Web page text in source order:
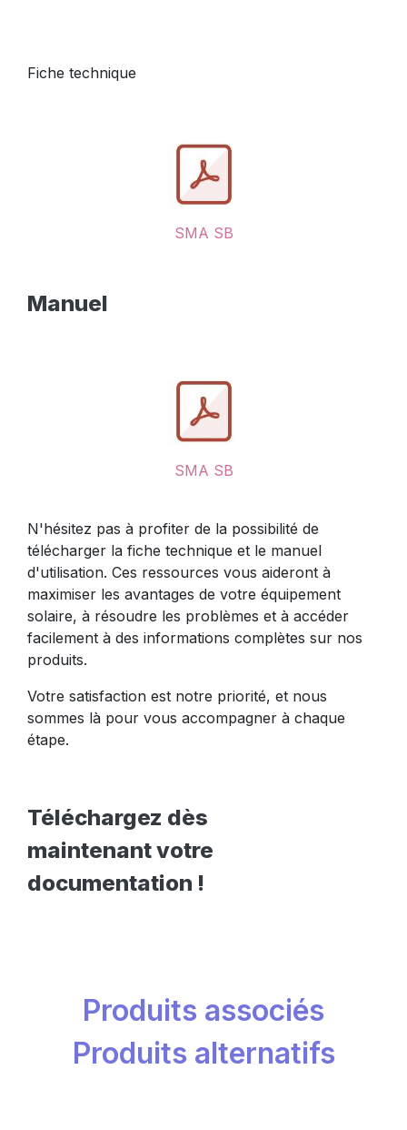
Fiche technique
SMA SB
Manuel
SMA SB
N'hésitez pas à profiter de la possibilité de
télécharger la fiche technique et le manuel
d'utilisation. Ces ressources vous aideront à
maximiser les avantages de votre équipement
solaire, à résoudre les problèmes et à accéder
facilement à des informations complètes sur nos
produits.
Votre satisfaction est notre priorité, et nous
sommes là pour vous accompagner à chaque
étape.
Téléchargez dès
maintenant votre
documentation !
Produits associés
Produits alternatifs